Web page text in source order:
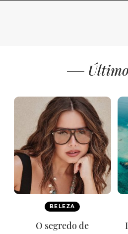
BELEZA
O segredo de